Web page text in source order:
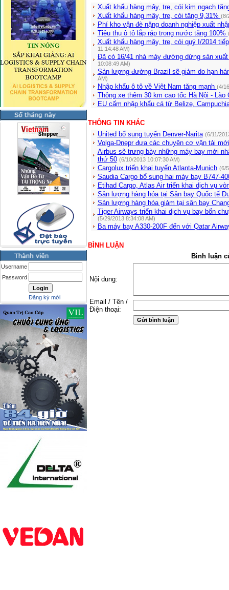
Username
Password
Đăng ký mới
Xuất khẩu hàng mây, tre, cói kim ngạch
Xuất khẩu hàng mây, tre, cói tăng 9,31% (8/
Phí kho vận đè nặng doanh nghiệp xuất
Tiêu thụ ô tô lắp ráp trong nước tăng 100%
Xuất khẩu hàng mây, tre, cói quý I/2014
11:14:48 AM)
Đã có 16/41 nhà máy đường dừng sản
10:08:49 AM)
Sản lượng đường Brazil sẽ giảm do hạn
AM)
Nhập khẩu ô tô về Việt Nam tăng mạnh (4/
Thông xe thêm 30 km cao tốc Hà Nội - Lào
EU cấm nhập khẩu cá từ Belize,
THÔNG TIN KHÁC
United bổ sung tuyến Denver-Narita (6/11/
Volga-Dnepr đưa các chuyên cơ vận tải
Airbus sẽ trưng bày những máy bay mới
thứ 50 (6/10/2013 10:07:30 AM)
Cargolux triển khai tuyến Atlanta-Munich (6/
Saudia Cargo bổ sung hai máy bay B747-
Etihad Cargo, Atlas Air triển khai dịch vụ
Sản lượng hàng hóa tại Sân bay Quốc tế
Sản lượng hàng hóa giảm tại sân bay
Tiger Airways triển khai dịch vụ bay bốn
(5/29/2013 8:34:08 AM)
Ba máy bay A330-200F đến với Qatar
BÌNH LUẬN
Bình luận
Nội dung:
Email / Tên /
Điện thoại: